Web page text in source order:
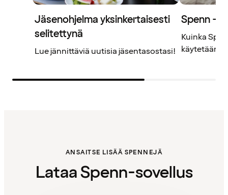
Jäsenohjelma yksinkertaisesti
selitettynä
Lue jännittäviä uutisia jäsentasostasi!
Spenn –
Kuinka
käytetään?
ANSAITSE LISÄÄ SPENNEJÄ
Lataa Spenn-sovellus